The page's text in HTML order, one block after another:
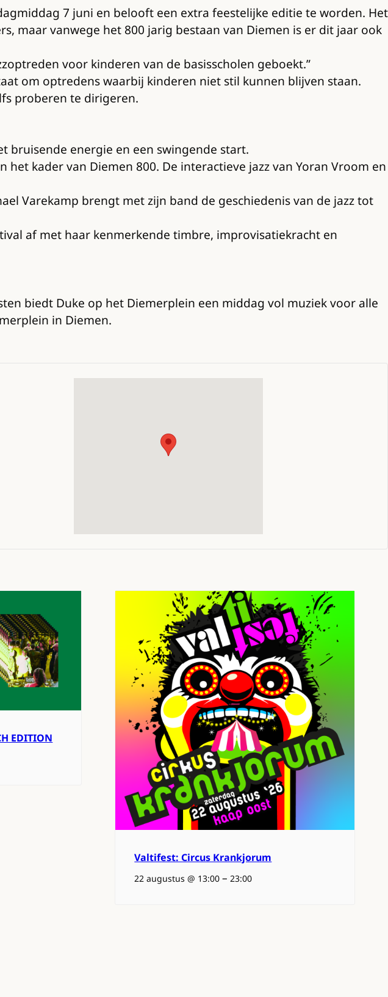
7 juni en belooft een extra feestelijke editie te worden. Het
maar vanwege het 800 jarig bestaan van Diemen is er dit jaar ook
voor kinderen van de basisscholen geboekt.”
om optredens waarbij kinderen niet stil kunnen blijven staan.
proberen te dirigeren.
bruisende energie en een swingende start.
kader van Diemen 800. De interactieve jazz van Yoran Vroom en
Varekamp brengt met zijn band de geschiedenis van de jazz tot
af met haar kenmerkende timbre, improvisatiekracht en
biedt Duke op het Diemerplein een middag vol muziek voor alle
in Diemen.
EDITION
Valtifest: Circus Krankjorum
22 augustus @ 13:00 –23:00